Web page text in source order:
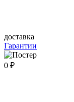
доставка
Гарантии
0 ₽